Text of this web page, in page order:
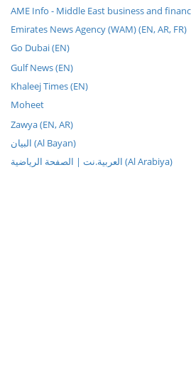
AME Info - Middle East business and
Emirates News Agency (WAM) (EN, AR, FR)
Go Dubai (EN)
Gulf News (EN)
Khaleej Times (EN)
Moheet
Zawya (EN, AR)
البيان (Al Bayan)
العربية.نت | الصفحة الرياضية (Al Arabiya)